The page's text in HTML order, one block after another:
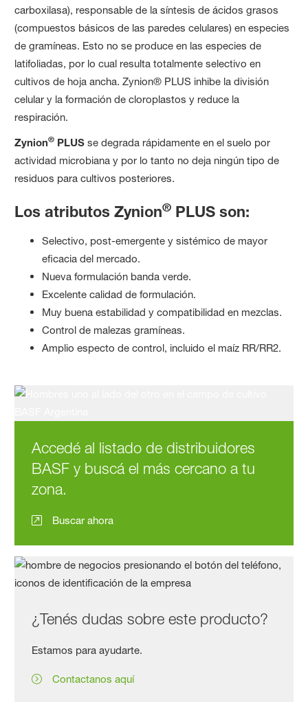
carboxilasa), responsable de la síntesis de ácidos grasos
(compuestos básicos de las paredes celulares) en especies
de gramíneas. Esto no se produce en las especies de
latifoliadas, por lo cual resulta totalmente selectivo en
cultivos de hoja ancha. Zynion® PLUS inhibe la división
celular y la formación de cloroplastos y reduce la
respiración.
Zynion® PLUS se degrada rápidamente en el suelo por
actividad microbiana y por lo tanto no deja ningún tipo de
residuos para cultivos posteriores.
Los atributos Zynion® PLUS son:
Selectivo, post-emergente y sistémico de mayor
eficacia del mercado.
Nueva formulación banda verde.
Excelente calidad de formulación.
Muy buena estabilidad y compatibilidad en mezclas.
Control de malezas gramíneas.
Amplio especto de control, incluido el maíz RR/RR2.
Accedé al listado de distribuidores
BASF y buscá el más cercano a tu
zona.
Buscar ahora
¿Tenés dudas sobre este producto?
Estamos para ayudarte.
Contactanos aquí